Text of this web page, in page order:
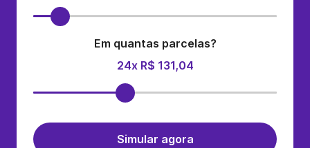
Em quantas parcelas?
24x R$ 131,04
Simular agora